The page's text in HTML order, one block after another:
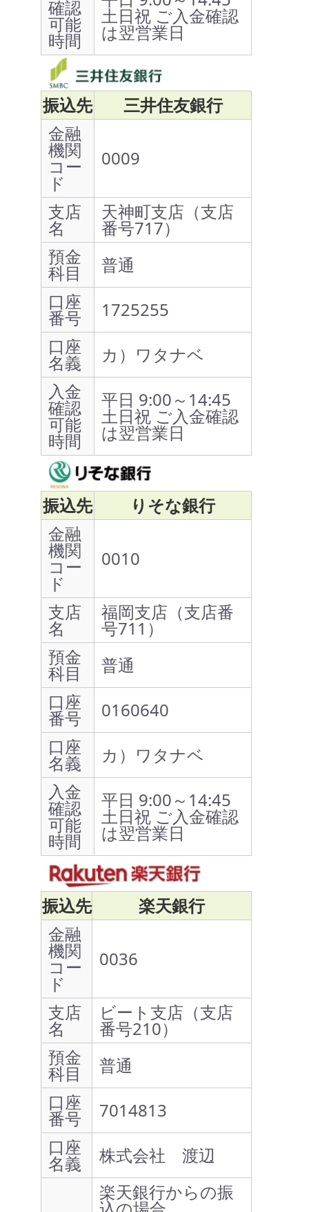
確認
可能
時間
土日祝 ご入金確認
は翌営業日
振込先
三井住友銀行
金融
機関
コー
ド
0009
支店
名
天神町支店（支店
番号717）
預金
科目
普通
口座
番号
1725255
口座
名義
カ）ワタナベ
入金
確認
可能
時間
平日 9:00～14:45
土日祝 ご入金確認
は翌営業日
振込先
りそな銀行
金融
機関
コー
ド
0010
支店
名
福岡支店（支店番
号711）
預金
科目
普通
口座
番号
0160640
口座
名義
カ）ワタナベ
入金
確認
可能
時間
平日 9:00～14:45
土日祝 ご入金確認
は翌営業日
振込先
楽天銀行
金融
機関
コー
ド
0036
支店
名
ビート支店（支店
番号210）
預金
科目
普通
口座
番号
7014813
口座
名義
株式会社 渡辺
楽天銀行からの振